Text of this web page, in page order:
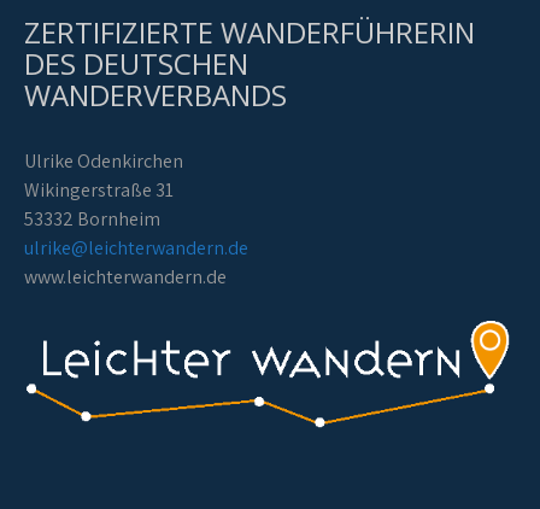
ZERTIFIZIERTE WANDERFÜHRERIN
DES DEUTSCHEN
WANDERVERBANDS
Ulrike Odenkirchen
Wikingerstraße 31
53332 Bornheim
ulrike@leichterwandern.de
www.leichterwandern.de